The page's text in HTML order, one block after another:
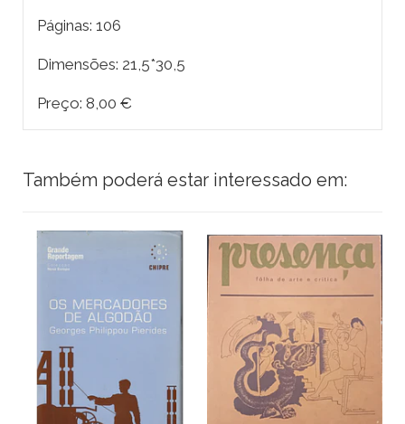
Páginas: 106
Dimensões: 21,5*30,5
Preço: 8,00 €
Também poderá estar interessado em: